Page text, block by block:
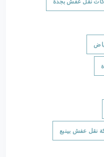
نقل عفش بينبع